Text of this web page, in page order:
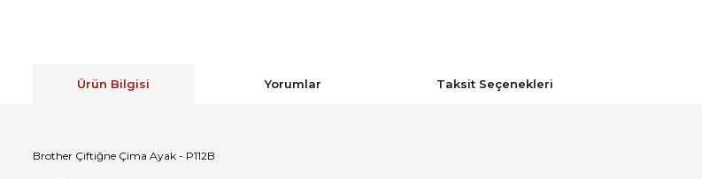
Ürün Bilgisi Yorumlar Taksit Seçenekleri
Brother Çiftiğne Çima Ayak - P112B